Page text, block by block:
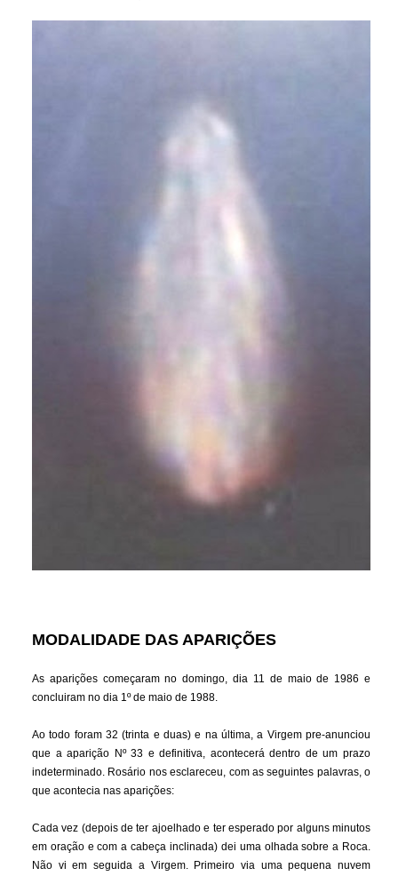
MODALIDADE DAS APARIÇÕES
As aparições começaram no domingo, dia 11 de maio de 1986 e
concluiram no dia 1º de maio de 1988.
Ao todo foram 32 (trinta e duas) e na última, a Virgem pre-anunciou
que a aparição Nº 33 e definitiva, acontecerá dentro de um prazo
indeterminado. Rosário nos esclareceu, com as seguintes palavras, o
que acontecia nas aparições:
Cada vez (depois de ter ajoelhado e ter esperado por alguns minutos
em oração e com a cabeça inclinada) dei uma olhada sobre a Roca.
Não vi em seguida a Virgem. Primeiro via uma pequena nuvem